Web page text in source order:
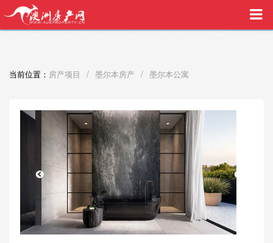
买家中介VIP服务，助您安心购房
当前位置： 房产项目 / 墨尔本房产 / 墨尔本公寓